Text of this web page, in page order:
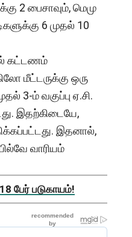
2 பைசாவும், மெமு
6 முதல் 10
கட்டணம்
மீட்டருக்கு ஒரு
3-ம் வகுப்பு ஏ.சி.
இதற்கிடையே,
இதனால்,
வாரியம்
பேர் படுகாயம்!